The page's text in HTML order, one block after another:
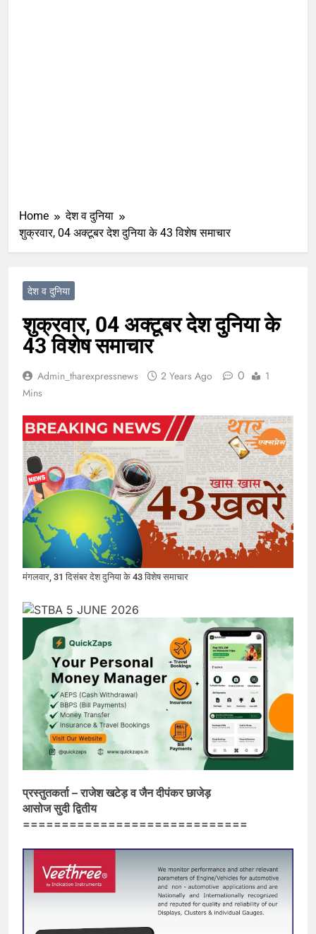
Home
देश व दुनिया
शुक्रवार, 04 अक्टूबर देश दुनिया के 43 विशेष समाचार
देश व दुनिया
शुक्रवार, 04 अक्टूबर देश दुनिया के
43 विशेष समाचार
Admin_tharexpressnews 2 Years Ago 0
1
Mins
मंगलवार, 31 दिसंबर देश दुनिया के 43 विशेष समाचार
प्रस्तुतकर्ता – राजेश खटेड़ व जैन दीपंकर छाजेड़
आसोज सुदी द्वितीय
=============================